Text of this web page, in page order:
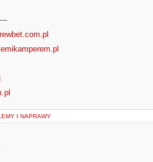
I NAPRAWY